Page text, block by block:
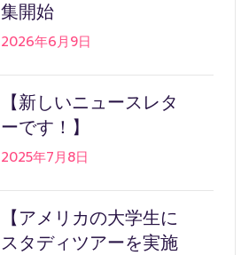
集開始
2026年6月9日
【新しいニュースレタ
ーです！】
2025年7月8日
【アメリカの大学生に
スタディツアーを実施